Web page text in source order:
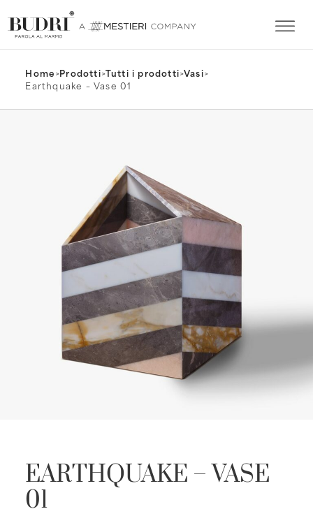
Home>Prodotti>Tutti i prodotti>Vasi>
Earthquake – Vase 01
EARTHQUAKE – VASE
01